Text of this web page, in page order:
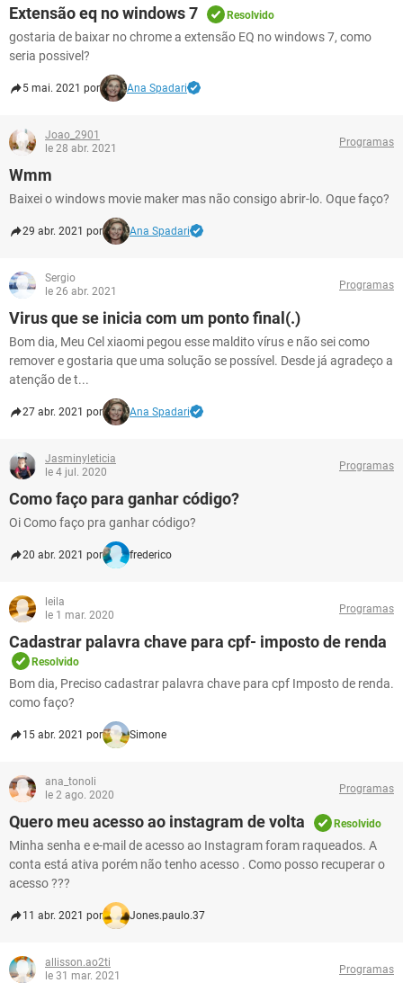
Extensão eq no windows 7 Resolvido
gostaria de baixar no chrome a extensão EQ no windows 7, como
seria possivel?
5 mai. 2021 por Ana Spadari
Joao_2901
le 28 abr. 2021
Programas
Wmm
Baixei o windows movie maker mas não consigo abrir-lo. Oque faço?
29 abr. 2021 por Ana Spadari
Sergio
le 26 abr. 2021
Programas
Virus que se inicia com um ponto final(.)
Bom dia, Meu Cel xiaomi pegou esse maldito vírus e não sei como
remover e gostaria que uma solução se possível. Desde já agradeço a
atenção de t...
27 abr. 2021 por Ana Spadari
Jasminyleticia
le 4 jul. 2020
Programas
Como faço para ganhar código?
Oi Como faço pra ganhar código?
20 abr. 2021 por frederico
leila
le 1 mar. 2020
Programas
Cadastrar palavra chave para cpf- imposto de renda
Resolvido
Bom dia, Preciso cadastrar palavra chave para cpf Imposto de renda.
como faço?
15 abr. 2021 por Simone
ana_tonoli
le 2 ago. 2020
Programas
Quero meu acesso ao instagram de volta Resolvido
Minha senha e e-mail de acesso ao Instagram foram raqueados. A
conta está ativa porém não tenho acesso . Como posso recuperar o
acesso ???
11 abr. 2021 por Jones.paulo.37
allisson.ao2ti
le 31 mar. 2021
Programas